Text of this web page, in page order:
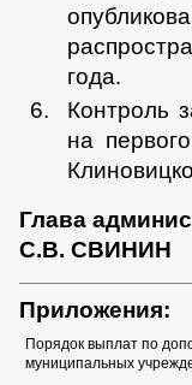
года.
Контроль
на
Глава
С.В. СВИНИН
Приложения:
Порядок выплат по
муниципальных